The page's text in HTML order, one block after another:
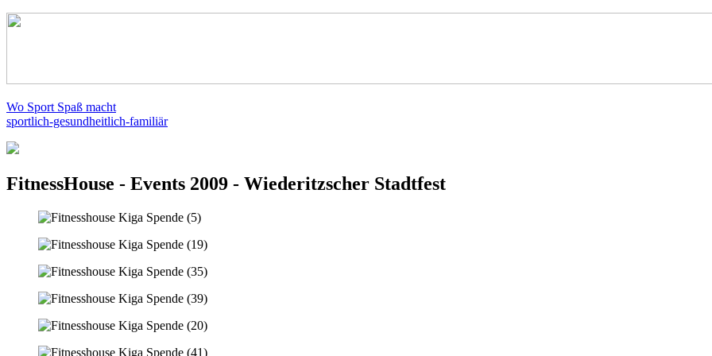
Wo Sport Spaß macht
sportlich-gesundheitlich-familiär
FitnessHouse - Events 2009 - Wiederitzscher Stadtfest